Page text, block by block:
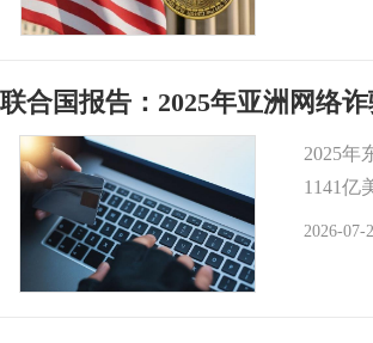
联合国报告：2025年亚洲网络
2025年
1141亿
2026-07-